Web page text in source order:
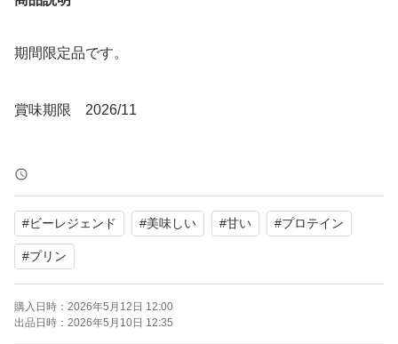
期間限定品です。
賞味期限 2026/11
#ビーレジェンド #美味しい #甘い #プロテイン
#プリン
購入日時： 2026年5月12日 12:00
出品日時： 2026年5月10日 12:35